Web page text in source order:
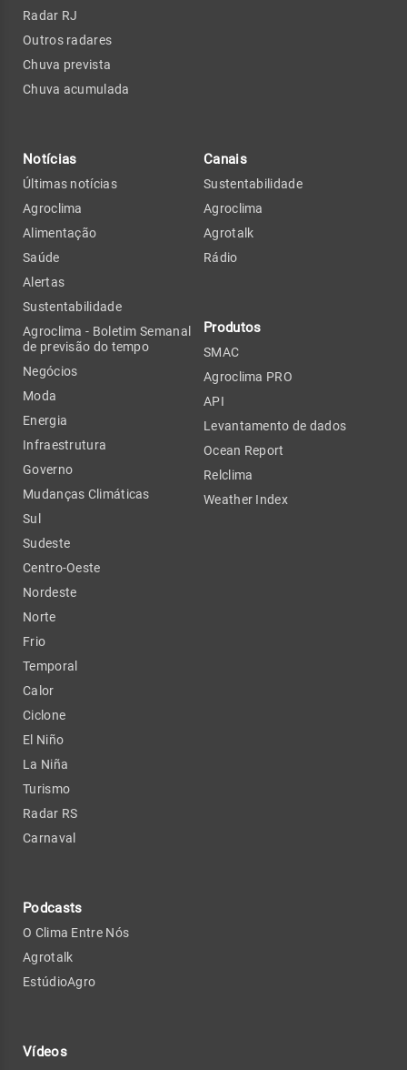
Radar RJ
Outros radares
Chuva prevista
Chuva acumulada
Notícias
Últimas notícias
Agroclima
Alimentação
Saúde
Alertas
Sustentabilidade
Agroclima - Boletim Semanal
de previsão do tempo
Negócios
Moda
Energia
Infraestrutura
Governo
Mudanças Climáticas
Sul
Sudeste
Centro-Oeste
Nordeste
Norte
Frio
Temporal
Calor
Ciclone
El Niño
La Niña
Turismo
Radar RS
Carnaval
Podcasts
O Clima Entre Nós
Agrotalk
EstúdioAgro
Vídeos
Canais
Sustentabilidade
Agroclima
Agrotalk
Rádio
Produtos
SMAC
Agroclima PRO
API
Levantamento de dados
Ocean Report
Relclima
Weather Index